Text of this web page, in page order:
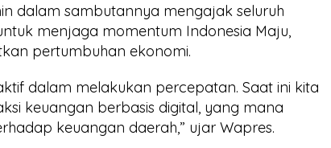
dalam sambutannya mengajak seluruh
menjaga momentum Indonesia Maju,
pertumbuhan ekonomi.
dalam melakukan percepatan. Saat ini kita
keuangan berbasis digital, yang mana
keuangan daerah,” ujar Wapres.